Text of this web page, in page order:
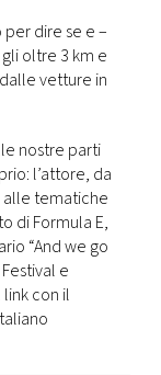
dire se e –
oltre 3 km e
vetture in
nostre parti
l’attore, da
tematiche
di Formula E,
“And we go
e
con il